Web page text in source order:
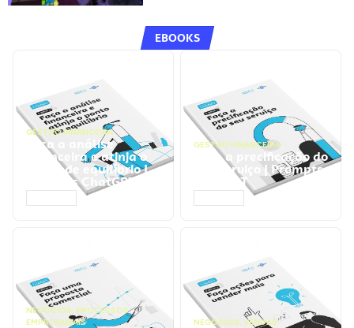
EBOOKS
GESTÃO FINANCEIRA
Faça a análise
financeira e atinja o
ponto de equilíbrio |
Prompts ChatGPT
GESTÃO FINANCEIRA
Faça a precificação do
seu serviço | Prompts
ChatGPT
NEGÓCIOS, PROCESSOS
EMPRESARIAIS
NEGÓCIOS, VENDAS